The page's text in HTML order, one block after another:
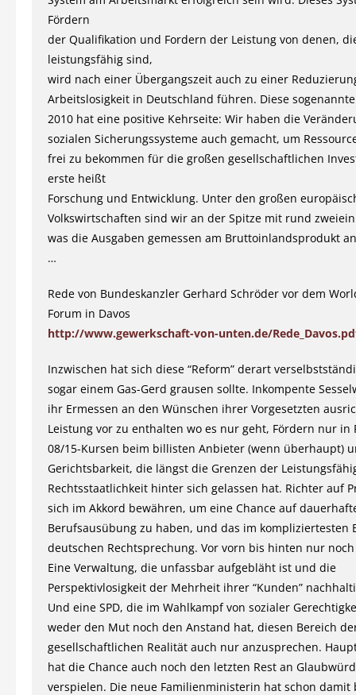
Fördern
der Qualifikation und Fordern der Leistung von denen,
leistungsfähig sind,
wird nach einer Übergangszeit auch zu einer
Arbeitslosigkeit in Deutschland führen. Diese
2010 hat eine positive Kehrseite: Wir haben die
sozialen Sicherungssysteme auch gemacht, um
frei zu bekommen für die großen gesellschaftlichen
erste heißt
Forschung und Entwicklung. Unter den großen
Volkswirtschaften sind wir an der Spitze mit rund
was die Ausgaben gemessen am Bruttoinlandsprodukt
…
Rede von Bundeskanzler Gerhard Schröder vor dem
Forum in Davos
http://www.gewerkschaft-von-unten.de/
Inzwischen hat sich diese “Reform” derart
sogar einem Gas-Gerd grausen sollte. Inkompente
ihr Ermessen an den Wünschen ihrer Vorgesetzten
Leistung vor zu enthalten wo es nur geht, Fördern nur in
08/15-Kursen beim billisten Anbieter (wenn überhaupt)
Gerichtsbarkeit, die längst die Grenzen der
Rechtsstaatlichkeit hinter sich gelassen hat. Richter auf
sich im Akkord bewähren, um eine Chance auf
Berufsausübung zu haben, und das im kompliziertesten
deutschen Rechtsprechung. Vor vorn bis hinten nur
Eine Verwaltung, die unfassbar aufgebläht ist und die
Perspektivlosigkeit der Mehrheit ihrer “Kunden”
Und eine SPD, die im Wahlkampf von sozialer
weder den Mut noch den Anstand hat, diesen Bereich
gesellschaftlichen Realität auch nur anzusprechen.
hat die Chance auch noch den letzten Rest an
verspielen. Die neue Familienministerin hat schon damit